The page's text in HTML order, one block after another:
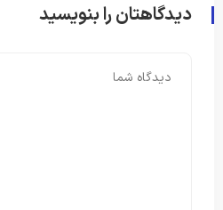
دیدگاهتان را بنویسید